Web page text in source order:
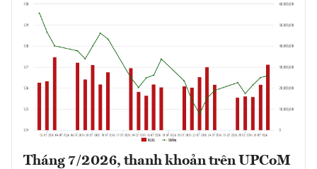
Tháng 7/2026, thanh khoản trên UPCoM